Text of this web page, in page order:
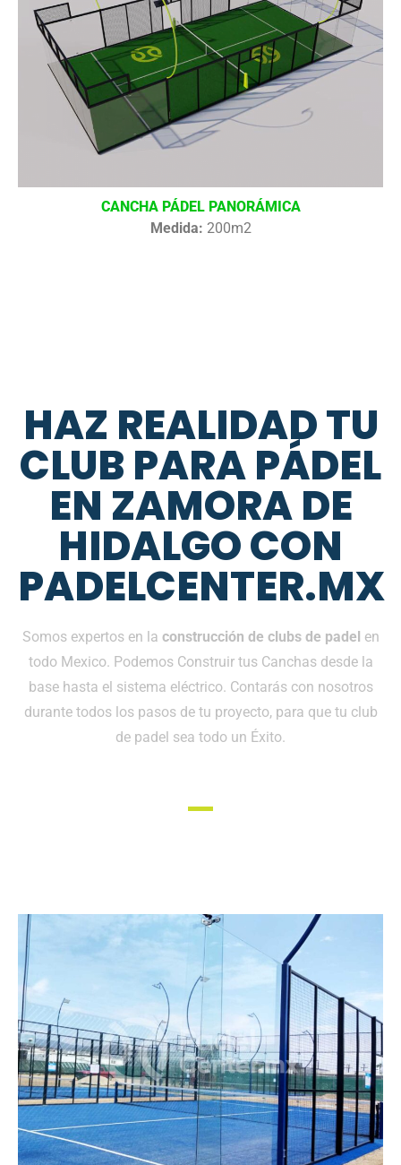
CANCHA PÁDEL PANORÁMICA
Medida: 200m2
HAZ REALIDAD TU
CLUB PARA PÁDEL
EN ZAMORA DE
HIDALGO CON
PADELCENTER.MX
Somos expertos en la construcción de clubs de padel en
todo Mexico. Podemos Construir tus Canchas desde la
base hasta el sistema eléctrico. Contarás con nosotros
durante todos los pasos de tu proyecto, para que tu club
de padel sea todo un Éxito.